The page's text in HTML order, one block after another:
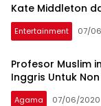
Kate Middleton
Entertainment 07/
Profesor Muslim
Inggris Untuk
Agama 07/06/2020